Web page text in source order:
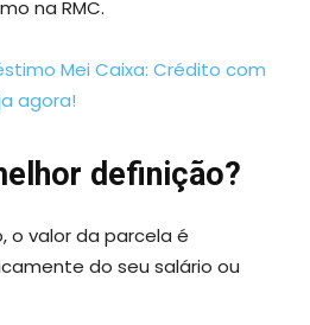
na RMC.
Mei Caixa: Crédito com
agora!
definição?
o valor da parcela é
do seu salário ou